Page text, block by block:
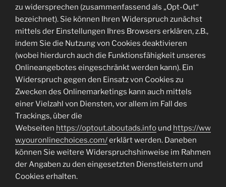
zu widersprechen (zusammenfassend als „Opt-Out“
bezeichnet). Sie können Ihren Widerspruch zunächst
mittels der Einstellungen Ihres Browsers erklären, z.B.,
indem Sie die Nutzung von Cookies deaktivieren
(wobei hierdurch auch die Funktionsfähigkeit unseres
Onlineangebotes eingeschränkt werden kann). Ein
Widerspruch gegen den Einsatz von Cookies zu
Zwecken des Onlinemarketings kann auch mittels
einer Vielzahl von Diensten, vor allem im Fall des
Trackings, über die
Webseiten https://optout.aboutads.info und https://ww
w.youronlinechoices.com/erklärt werden. Daneben
können Sie weitere Widerspruchshinweise im Rahmen
der Angaben zu den eingesetzten Dienstleistern und
Cookies erhalten.